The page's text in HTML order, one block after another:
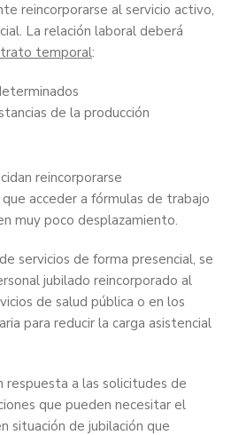
reincorporarse al servicio activo,
La relación laboral deberá
temporal:
de la producción
reincorporarse
acceder a fórmulas de trabajo
muy poco desplazamiento.
servicios de forma presencial, se
jubilado reincorporado al
de salud pública o en los
para reducir la carga asistencial
respuesta a las solicitudes de
que pueden necesitar el
situación de jubilación que